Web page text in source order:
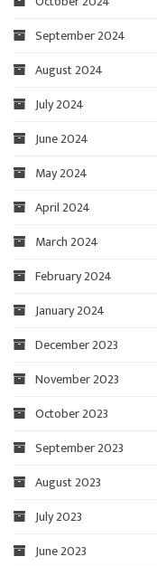
September 2024
August 2024
July 2024
June 2024
May 2024
April 2024
March 2024
February 2024
January 2024
December 2023
November 2023
October 2023
September 2023
August 2023
July 2023
June 2023